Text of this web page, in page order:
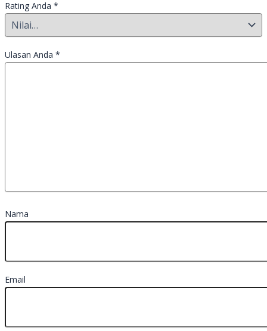
Rating Anda *
Ulasan Anda *
Nama
Email